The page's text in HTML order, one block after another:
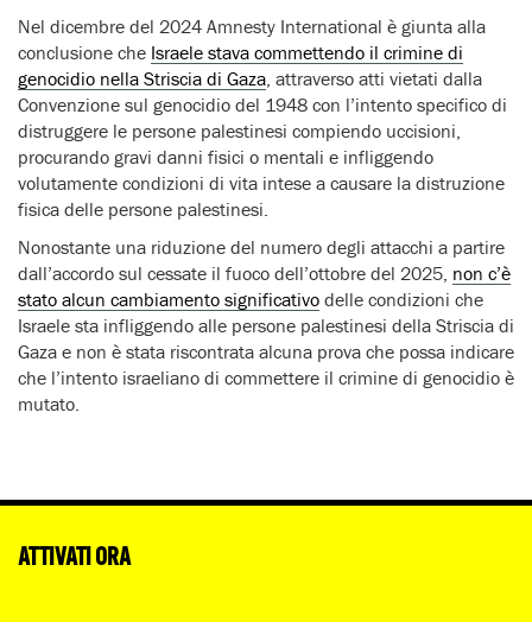
Nel dicembre del 2024 Amnesty International è giunta alla
conclusione che Israele stava commettendo il crimine di
genocidio nella Striscia di Gaza , attraverso atti vietati dalla
Convenzione sul genocidio del 1948 con l’intento specifico di
distruggere le persone palestinesi compiendo uccisioni,
procurando gravi danni fisici o mentali e infliggendo
volutamente condizioni di vita intese a causare la distruzione
fisica delle persone palestinesi.
Nonostante una riduzione del numero degli attacchi a partire
dall’accordo sul cessate il fuoco dell’ottobre del 2025, non c’è
stato alcun cambiamento significativo delle condizioni che
Israele sta infliggendo alle persone palestinesi della Striscia di
Gaza e non è stata riscontrata alcuna prova che possa indicare
che l’intento israeliano di commettere il crimine di genocidio è
mutato.
ATTIVATI ORA